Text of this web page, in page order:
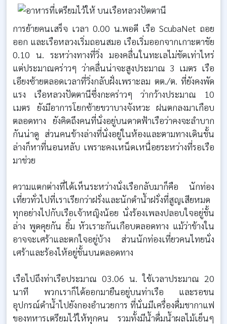
การย้ายคนเสร็จ เวลา 0.00 น.พอดี เรือ ScubaNet ถอย
ออก และเรือหลวงเริ่มถอนสมอ เรือเริ่มออกจากเกาะตาชัย
0.10 น. ระหว่างทางที่วิ่ง มองคลื่นในทะเลไม่ชัดเท่าไหร่
แต่ประมาณคร่าวๆ ว่าคลื่นน่าจะสูงประมาณ 3 เมตร เรือ
เอียงซ้ายตลอดเวลาที่วิ่งกลับฝั่งเพราะลม ตต./ต. ที่ยังคงพัด
แรง เรือหลวงปัตตานีซึ่งกะคร่าวๆ ว่ากว้างประมาณ 10
เมตร ยังมีอาการโยกซ้ายขวาบางจังหวะ ฝนตกลงมาเกือบ
ตลอดทาง ยังคิดถึงคนที่นั่งอยู่บนดาดฟ้าเรือว่าคงจะลำบาก
กันน่าดู ส่วนคนข้างล่างที่นั่งอยู่ในห้องและตามทางเดินชั้น
ล่างก็หาที่นอนหลับ เพราะคงเหน็ดเหนื่อยระหว่างที่รอเรือ
มาช่วย
ความแตกต่างที่ได้เห็นระหว่างนั่งเรือกลับมาก็คือ นักท่อง
เที่ยวทั่วไปที่เราเรียกว่าฝรั่งและนักดำน้ำฝรั่งที่สูญเสียหมด
ทุกอย่างไปกับเรือเจ้าหญิงน้อย นั่งร้องเพลงปลอบใจอยู่ชั้น
ล่าง พูดคุยกัน ยิ้ม หัวเราะกันเกือบตลอดทาง แม้ว่าข้างใน
อาจจะเศร้าและตกใจอยู่บ้าง ส่วนนักท่องเที่ยวคนไทยนั่ง
เศร้าและร้องไห้อยู่ชั้นบนตลอดทาง
เรือไปถึงท่าเรือประมาณ 03.06 น. ใช้เวลาประมาณ 20
นาที พวกเราก็ได้ออกมายืนอยู่บนท่าเรือ และรอขน
อุปกรณ์ดำน้ำไปยังกองอำนวยการ ที่นั่นมีเครื่องดื่มชากาแฟ
ของทหารเตรียมไว้ให้ทุกคน รวมทั้งมีน้ำดื่มน้ำผลไม้เย็นๆ